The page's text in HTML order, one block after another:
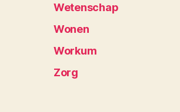
Wetenschap
Wonen
Workum
Zorg